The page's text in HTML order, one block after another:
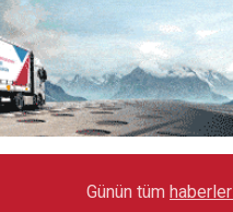
Toyota Otomotiv Sanayi
Günün tüm